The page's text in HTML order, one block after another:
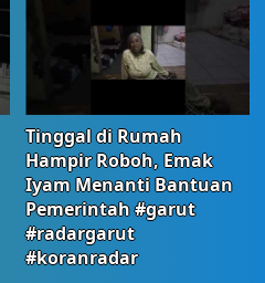
Tinggal di Rumah
Hampir Roboh, Emak
Iyam Menanti Bantuan
Pemerintah #garut
#radargarut
#koranradar